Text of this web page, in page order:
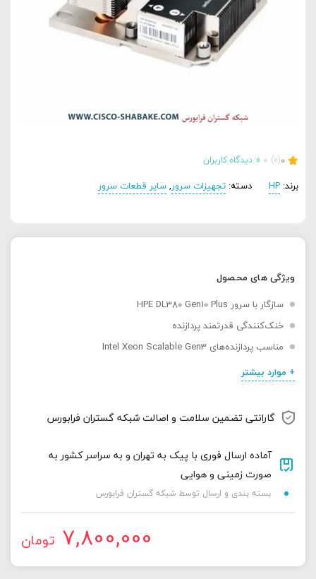
0
(0)
0 دیدگاه کاربران
برند: HP دسته: تجهیزات سرور,سایر قطعات سرور
ویژگی های محصول
سازگار با سرور HPE DL380 Gen10 Plus
خنک‌کنندگی قدرتمند پردازنده
مناسب پردازنده‌های Intel Xeon Scalable Gen3
+ موارد بیشتر
گارانتی تضمین سلامت و اصالت شبکه گستران فرابورس
آماده ارسال فوری با پیک به تهران و به سراسر کشور به
صورت زمینی و هوایی
بسته بندی و ارسال توسط شبکه گستران فرابورس
7,800,000 تومان